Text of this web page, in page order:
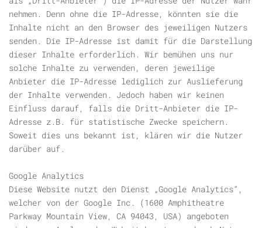
nehmen. Denn ohne die IP-Adresse, könnten sie die
Inhalte nicht an den Browser des jeweiligen Nutzers
senden. Die IP-Adresse ist damit für die Darstellung
dieser Inhalte erforderlich. Wir bemühen uns nur
solche Inhalte zu verwenden, deren jeweilige
Anbieter die IP-Adresse lediglich zur Auslieferung
der Inhalte verwenden. Jedoch haben wir keinen
Einfluss darauf, falls die Dritt-Anbieter die IP-
Adresse z.B. für statistische Zwecke speichern.
Soweit dies uns bekannt ist, klären wir die Nutzer
darüber auf.
Google Analytics
Diese Website nutzt den Dienst „Google Analytics“,
welcher von der Google Inc. (1600 Amphitheatre
Parkway Mountain View, CA 94043, USA) angeboten